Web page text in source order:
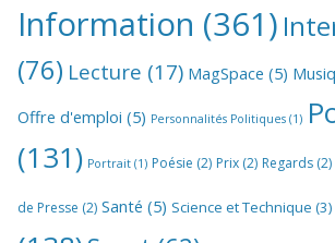
Information (361)
(76) Lecture (17) MagSpace (5)
Offre d'emploi (5) Personnalités Politiques (1)
(131) Portrait (1) Poésie (2) Prix (2) Regards (2)
de Presse (2) Santé (5) Science et Technique (3)